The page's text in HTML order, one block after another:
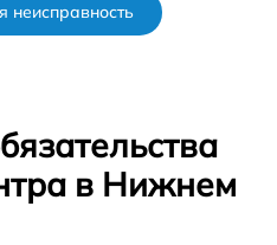
неисправность
в Нижнем